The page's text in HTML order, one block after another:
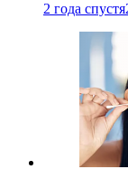
2 года спустя